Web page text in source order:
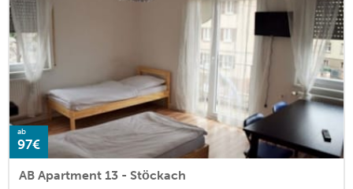
ab
97€
AB Apartment 13 - Stöckach